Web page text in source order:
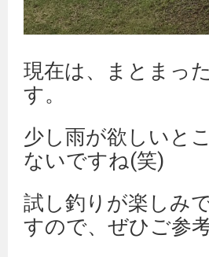
現在は、まとまっ
す。
少し雨が欲しいと
ないですね(笑)
試し釣りが楽しみ
すので、ぜひご参